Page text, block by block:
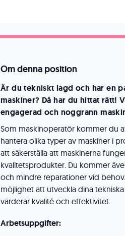
Om denna position
Är du tekniskt lagd och har en
maskiner? Då har du hittat rätt!
engagerad och noggrann
Som maskinoperatör kommer du
hantera olika typer av maskiner i
att säkerställa att maskinerna
kvalitetsprodukter. Du kommer
och mindre reparationer vid
möjlighet att utveckla dina
värderar kvalité och effektivitet.
Arbetsuppgifter: